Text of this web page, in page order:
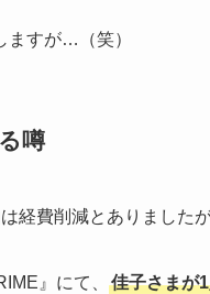
ますが…（笑）
噂
経費削減とありましたが
』にて、
佳子さまが